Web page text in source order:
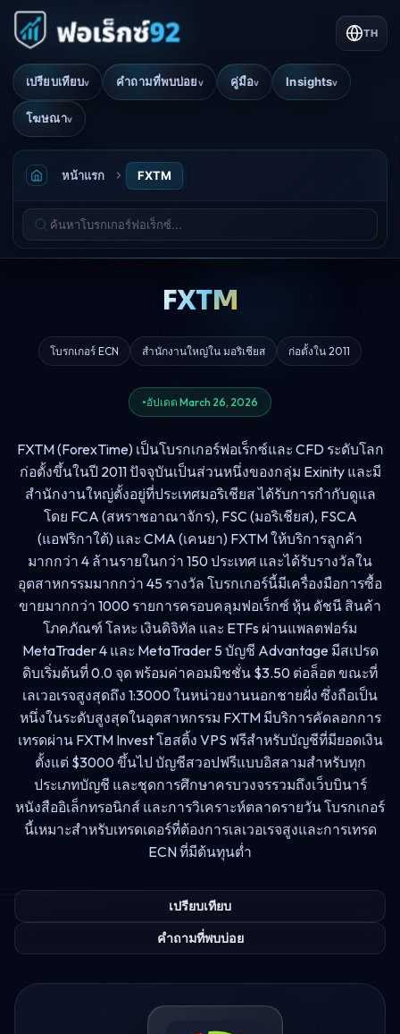
เปรียบเทียบv คำถามที่พบบ่อยv คู่มือv Insightsv
โฆษณาv
TH
หน้าแรก FXTM
FXTM
โบรกเกอร์ ECN สำนักงานใหญ่ใน มอริเชียส ก่อตั้งใน 2011
อัปเดต March 26, 2026
FXTM (ForexTime) เป็นโบรกเกอร์ฟอเร็กซ์และ CFD ระดับโลก
ก่อตั้งขึ้นในปี 2011 ปัจจุบันเป็นส่วนหนึ่งของกลุ่ม Exinity และมี
สำนักงานใหญ่ตั้งอยู่ที่ประเทศมอริเชียส ได้รับการกำกับดูแล
โดย FCA (สหราชอาณาจักร), FSC (มอริเชียส), FSCA
(แอฟริกาใต้) และ CMA (เคนยา) FXTM ให้บริการลูกค้า
มากกว่า 4 ล้านรายในกว่า 150 ประเทศ และได้รับรางวัลใน
อุตสาหกรรมมากกว่า 45 รางวัล โบรกเกอร์นี้มีเครื่องมือการซื้อ
ขายมากกว่า 1000 รายการครอบคลุมฟอเร็กซ์ หุ้น ดัชนี สินค้า
โภคภัณฑ์ โลหะ เงินดิจิทัล และ ETFs ผ่านแพลตฟอร์ม
MetaTrader 4 และ MetaTrader 5 บัญชี Advantage มีสเปรด
ดิบเริ่มต้นที่ 0.0 จุด พร้อมค่าคอมมิชชั่น $3.50 ต่อล็อต ขณะที่
เลเวอเรจสูงสุดถึง 1:3000 ในหน่วยงานนอกชายฝั่ง ซึ่งถือเป็น
หนึ่งในระดับสูงสุดในอุตสาหกรรม FXTM มีบริการคัดลอกการ
เทรดผ่าน FXTM Invest โฮสติ้ง VPS ฟรีสำหรับบัญชีที่มียอดเงิน
ตั้งแต่ $3000 ขึ้นไป บัญชีสวอปฟรีแบบอิสลามสำหรับทุก
ประเภทบัญชี และชุดการศึกษาครบวงจรรวมถึงเว็บบินาร์
หนังสืออิเล็กทรอนิกส์ และการวิเคราะห์ตลาดรายวัน โบรกเกอร์
นี้เหมาะสำหรับเทรดเดอร์ที่ต้องการเลเวอเรจสูงและการเทรด
ECN ที่มีต้นทุนต่ำ
เปรียบเทียบ
คำถามที่พบบ่อย